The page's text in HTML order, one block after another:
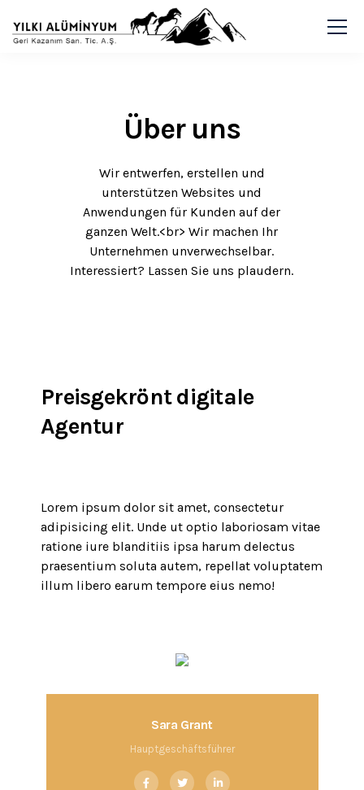
Über uns
Wir entwerfen, erstellen und
unterstützen Websites und
Anwendungen für Kunden auf der
ganzen Welt.<br> Wir machen Ihr
Unternehmen unverwechselbar.
Interessiert? Lassen Sie uns plaudern.
Preisgekröntdigitale
Agentur
Lorem ipsum dolor sit amet, consectetur
adipisicing elit. Unde ut optio laboriosam vitae
ratione iure blanditiis ipsa harum delectus
praesentium soluta autem, repellat voluptatem
illum libero earum tempore eius nemo!
Sara Grant
Hauptgeschäftsführer